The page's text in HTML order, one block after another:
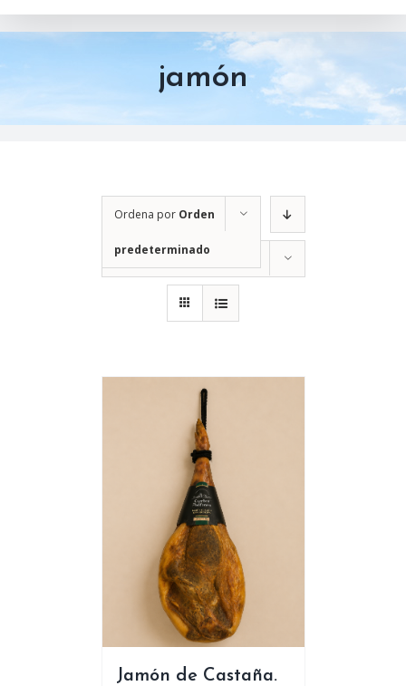
jamón
Ordena por Orden
predeterminado
Mostrar12 productos
Jamón de Castaña.